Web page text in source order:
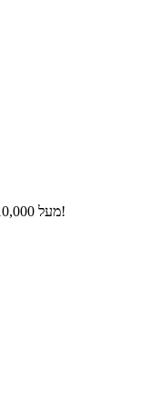
מעל 10,000 מוצרים ומאכלים במאגר עם ערכים תזונתיים!